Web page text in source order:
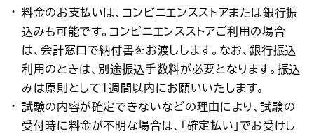
料金のお支払いは、コンビニエンスストアまたは銀行振
込みも可能です。コンビニエンスストアご利用の場合
は、会計窓口で納付書をお渡しします。なお、銀行振込
利用のときは、別途振込手数料が必要となります。振込
みは原則として1週間以内にお願いいたします。
試験の内容が確定できないなどの理由により、試験の
受付時に料金が不明な場合は、「確定払い」でお受けし